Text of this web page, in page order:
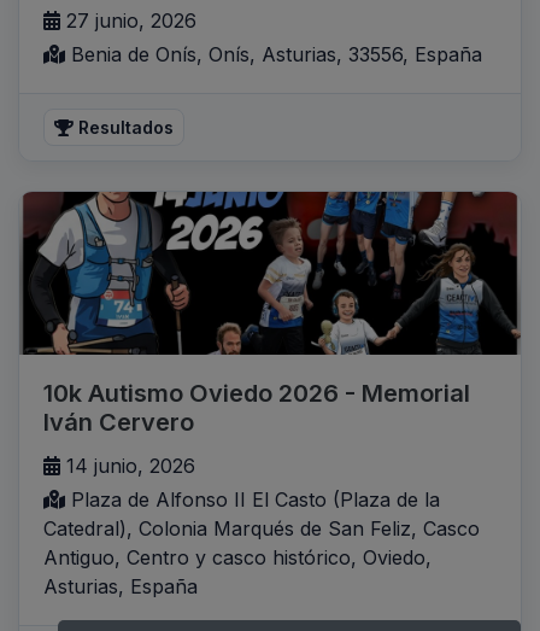
27 junio, 2026
Benia de Onís, Onís, Asturias, 33556, España
Resultados
10k Autismo Oviedo 2026 - Memorial
Iván Cervero
14 junio, 2026
Plaza de Alfonso II El Casto (Plaza de la
Catedral), Colonia Marqués de San Feliz, Casco
Antiguo, Centro y casco histórico, Oviedo,
Asturias, España